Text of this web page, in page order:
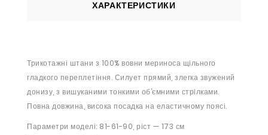
ХАРАКТЕРИСТИКИ
Трикотажні штани з 100% вовни мериноса щільного
гладкого переплетіння. Силует прямий, злегка звужений
донизу, з вишуканими тонкими об’ємними стрілками.
Повна довжина, висока посадка на еластичному поясі.
Параметри моделі: 81-61-90, ріст — 173 см